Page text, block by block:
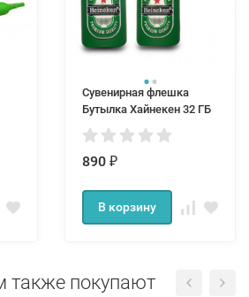
Сувенирная флешка
Бутылка Хайнекен 32 ГБ
890 ₽
В корзину
также покупают